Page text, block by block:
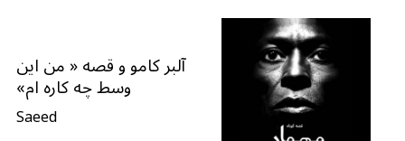
آلبر کامو و قصه « من این
وسط چه کاره ام»
Saeed